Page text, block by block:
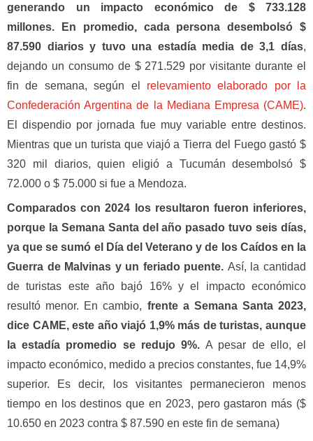
generando un impacto económico de $ 733.128
millones. En promedio, cada persona desembolsó $
87.590 diarios y tuvo una estadía media de 3,1 días,
dejando un consumo de $ 271.529 por visitante durante el
fin de semana, según el relevamiento elaborado por la
Confederación Argentina de la Mediana Empresa (CAME).
El dispendio por jornada fue muy variable entre destinos.
Mientras que un turista que viajó a Tierra del Fuego gastó $
320 mil diarios, quien eligió a Tucumán desembolsó $
72.000 o $ 75.000 si fue a Mendoza.
Comparados con 2024 los resultaron fueron inferiores,
porque la Semana Santa del año pasado tuvo seis días,
ya que se sumó el Día del Veterano y de los Caídos en la
Guerra de Malvinas y un feriado puente. Así, la cantidad
de turistas este año bajó 16% y el impacto económico
resultó menor. En cambio, frente a Semana Santa 2023,
dice CAME, este año viajó 1,9% más de turistas, aunque
la estadía promedio se redujo 9%.A pesar de ello, el
impacto económico, medido a precios constantes, fue 14,9%
superior. Es decir, los visitantes permanecieron menos
tiempo en los destinos que en 2023, pero gastaron más ($
10.650 en 2023 contra $ 87.590 en este fin de semana)